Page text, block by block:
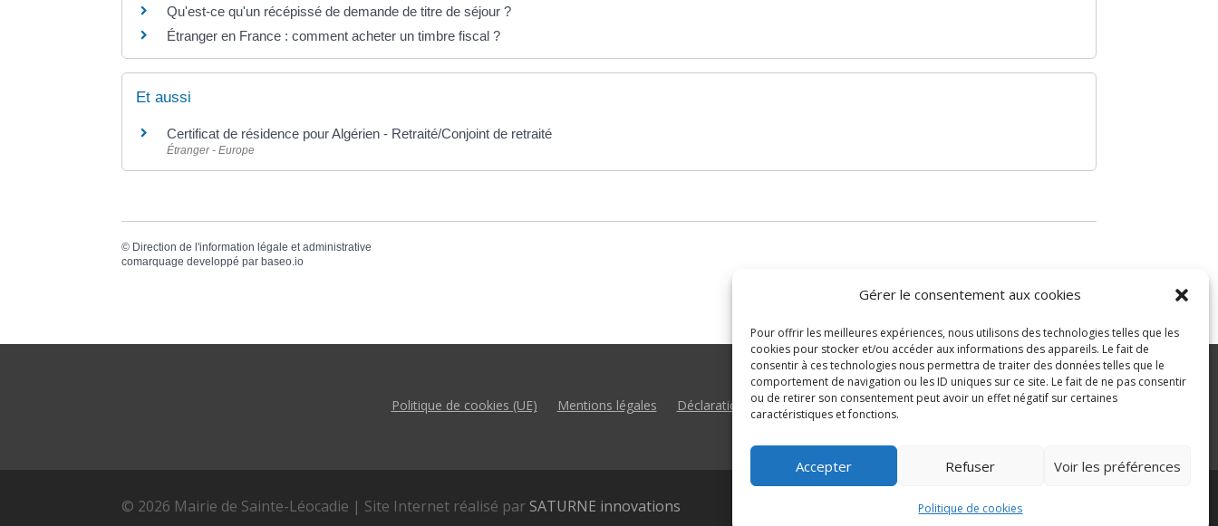
Gérer le consentement aux cookies
Pour offrir les meilleures expériences, nous utilisons des technologies telles que les
cookies pour stocker et/ou accéder aux informations des appareils. Le fait de
consentir à ces technologies nous permettra de traiter des données telles que le
comportement de navigation ou les ID uniques sur ce site. Le fait de ne pas consentir
ou de retirer son consentement peut avoir un effet négatif sur certaines
caractéristiques et fonctions.
Accepter Refuser Voir les préférences
Politique de cookies
Qu'est-ce qu'un récépissé de demande de titre de séjour ?
Étranger en France : comment acheter un timbre fiscal ?
Et aussi
Certificat de résidence pour Algérien - Retraité/Conjoint de retraité
Étranger - Europe
© Direction de l'information légale et administrative
comarquage developpé par baseo.io
>
Politique de cookies (UE) Mentions légales Déclaration d’accessibilité
© 2026 Mairie de Sainte-Léocadie | Site Internet réalisé par SATURNE innovations